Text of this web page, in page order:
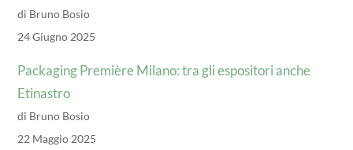
di Bruno Bosio
24 Giugno 2025
Packaging Première Milano: tra gli espositori anche
Etinastro
di Bruno Bosio
22 Maggio 2025